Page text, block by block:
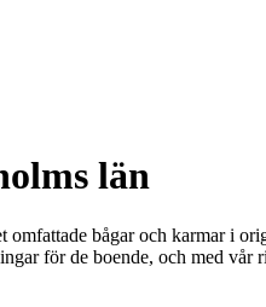
län
bågar och karmar i
för de boende, och med vår